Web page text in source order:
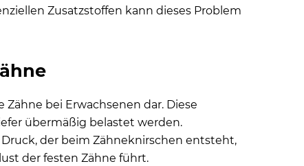
Zusatzstoffen kann dieses Problem
bei Erwachsenen dar. Diese
übermäßig belastet werden.
der beim Zähneknirschen entsteht,
der festen Zähne führt.